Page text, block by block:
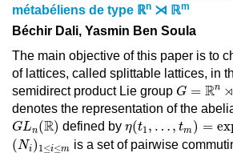
métabéliens de type ℝn ⋊ ℝm
Béchir Dali, Yasmin Ben Soula
The main objective of this paper is to
of lattices, called splittable lattices, in
semidirect product Lie group G = Rn
G n⋊
denotes the representation of the
GLn(R)
GL (R) defined by η(t1 , … , tm) =
(t1 m =
(Ni) 1 ≤i≤m
( Ni )1≤ ≤
is a set of pairwise